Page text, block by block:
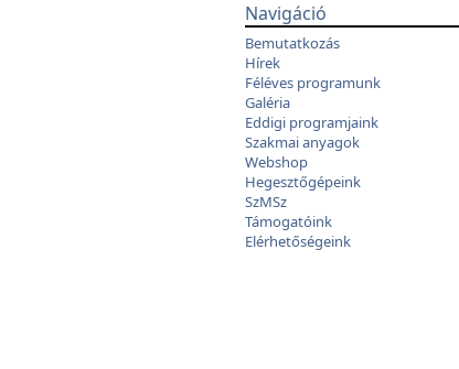
Navigáció
Bemutatkozás
Hírek
Féléves programunk
Galéria
Eddigi programjaink
Szakmai anyagok
Webshop
Hegesztőgépeink
SzMSz
Támogatóink
Elérhetőségeink